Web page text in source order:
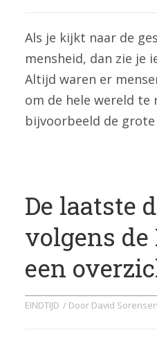
Als je kijkt naar de
mensheid, dan zie je
Altijd waren er
om de hele wereld te
bijvoorbeeld de
De laatste
volgens de
een
EINDTIJD / Door David Sorensen